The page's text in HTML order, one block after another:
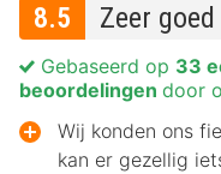
8.5 Zeer goed
Gebaseerd op 33
beoordelingen door
Wij konden ons
kan er gezellig